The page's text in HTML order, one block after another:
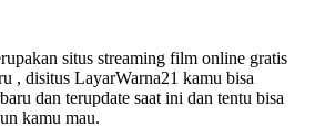
situs streaming film online gratis
, disitus LayarWarna21 kamu bisa
dan terupdate saat ini dan tentu bisa
kamu mau.